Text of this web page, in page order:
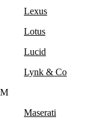
Lexus
Lotus
Lucid
Lynk & Co
M
Maserati